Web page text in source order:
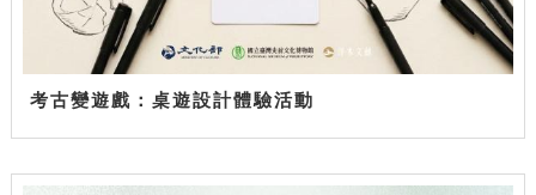
考古變遊戲：桌遊設計體驗活動